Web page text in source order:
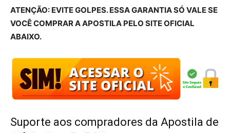
ATENÇÃO: EVITE GOLPES. ESSA GARANTIA SÓ VALE SE
VOCÊ COMPRAR A APOSTILA PELO SITE OFICIAL
ABAIXO.
Suporte aos compradores da Apostila de